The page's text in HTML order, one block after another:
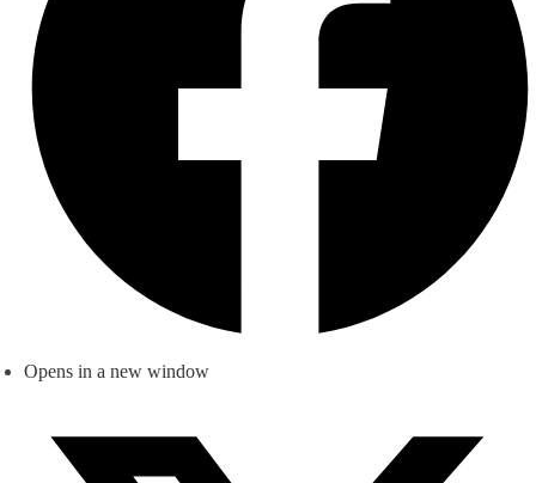
Opens in a new window